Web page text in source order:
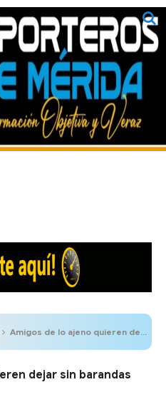
Amigos de lo ajeno quieren dejar sin barandas el viaducto Sucre
dejar sin barandas